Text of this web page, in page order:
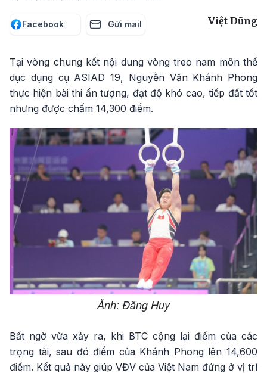
Facebook Gửi mail Việt Dũng
Tại vòng chung kết nội dung vòng treo nam môn thể
dục dụng cụ ASIAD 19, Nguyễn Văn Khánh Phong
thực hiện bài thi ấn tượng, đạt độ khó cao, tiếp đất tốt
nhưng được chấm 14,300 điểm.
Ảnh: Đăng Huy
Bất ngờ vừa xảy ra, khi BTC cộng lại điểm của các
trọng tài, sau đó điểm của Khánh Phong lên 14,600
điểm. Kết quả này giúp VĐV của Việt Nam đứng ở vị trí